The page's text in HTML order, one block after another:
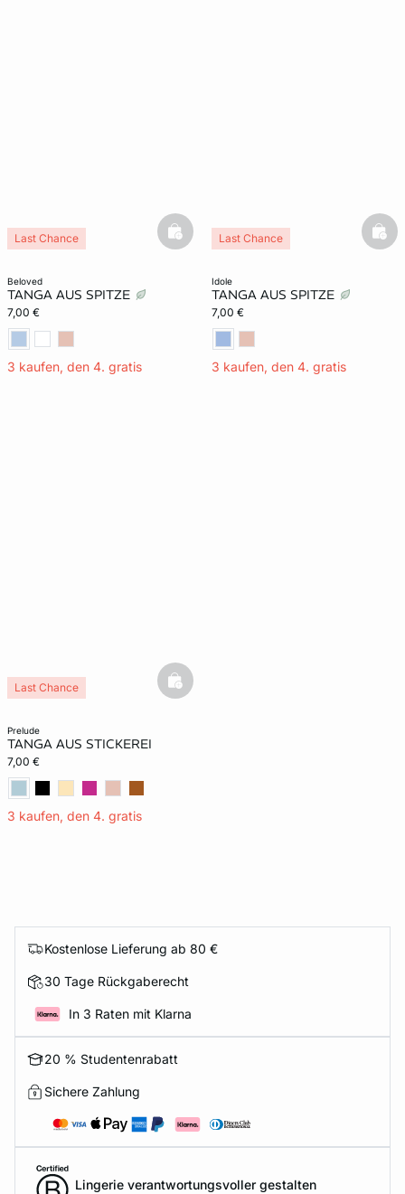
beloved
TANGA AUS SPITZE
7,00 €
3 kaufen, den 4. gratis
Last Chance basketfull
idole
TANGA AUS SPITZE
7,00 €
3 kaufen, den 4. gratis
Last Chance
prelude
TANGA AUS STICKEREI
7,00 €
3 kaufen, den 4. gratis
Last Chance basketfull
Kostenlose Lieferung ab 80 €
30 Tage Rückgaberecht
In 3 Raten mit Klarna
20 % Studentenrabatt
Sichere Zahlung
Lingerie verantwortungsvoller gestalten